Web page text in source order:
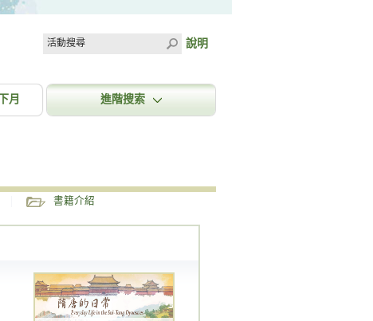
說明
下月 進階搜索
書籍介紹